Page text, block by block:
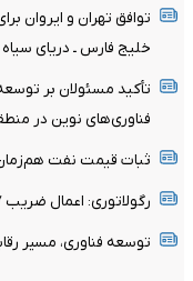
توافق تهران و ایروان
خلیج فارس ـ دریای
تأکید مسئولان بر
فناوری‌های نوین در
ثبات قیمت نفت هم‌زمان
رگولاتوری: اعمال ضریب ۲.۷ برای اینترنت بین‌الملل صحت ندارد
توسعه فناوری، مسیر